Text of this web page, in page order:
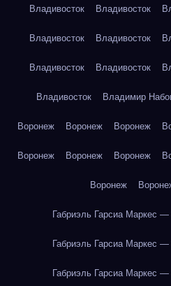
Владивосток Владивосток
Владивосток Владивосток
Владивосток Владивосток
Владивосток Владимир
Воронеж Воронеж Воронеж
Воронеж Воронеж Воронеж
Воронеж
Габриэль Гарсиа Маркес
Габриэль Гарсиа Маркес
Габриэль Гарсиа Маркес